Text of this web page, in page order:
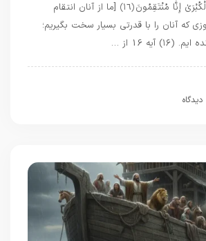
يَوْمَ نَبْطِشُ الْبَطْشَةَ الْكُبْرَىٰ إِنَّا مُنْتَقِمُونَ ﴿١٦﴾ [ما از آنان انتقام
که آنان را با قدرتی بسیار سخت بگیریم؛
آیه 16 از …